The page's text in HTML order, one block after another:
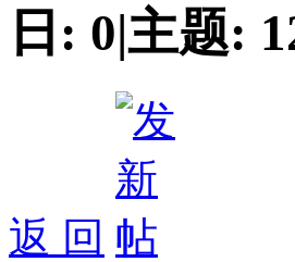
日: 0|主题:
返 回